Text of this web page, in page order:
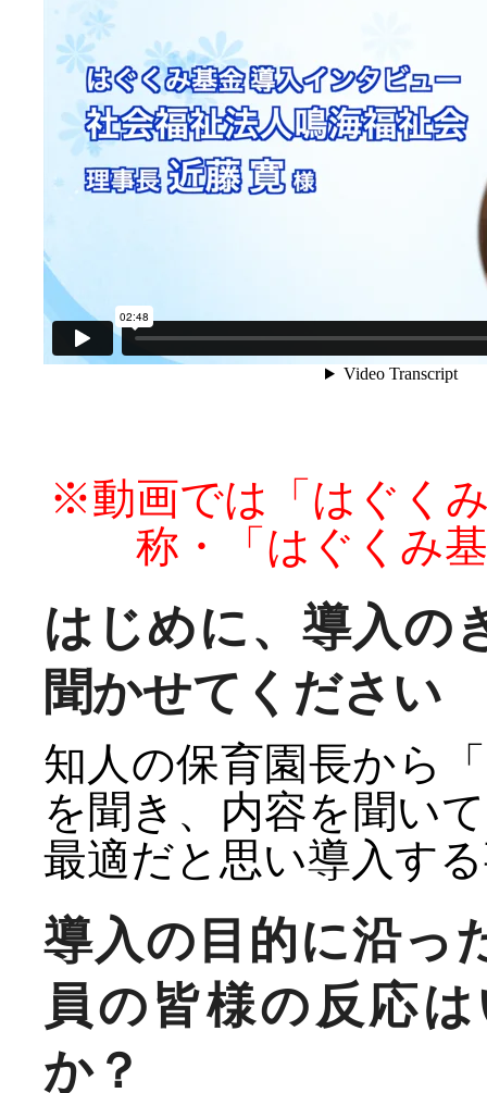
※動画では「はぐく
称・「はぐくみ
はじめに、導入の
聞かせてください
知人の保育園長から
を聞き、内容を聞い
最適だと思い導入す
導入の目的に沿っ
員の皆様の反応
か？